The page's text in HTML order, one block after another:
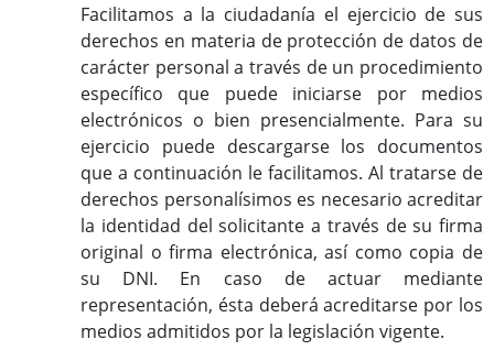
Facilitamos a la ciudadanía el ejercicio de sus
derechos en materia de protección de datos de
carácter personal a través de un procedimiento
específico que puede iniciarse por medios
electrónicos o bien presencialmente. Para su
ejercicio puede descargarse los documentos
que a continuación le facilitamos. Al tratarse de
derechos personalísimos es necesario acreditar
la identidad del solicitante a través de su firma
original o firma electrónica, así como copia de
su DNI. En caso de actuar mediante
representación, ésta deberá acreditarse por los
medios admitidos por la legislación vigente.